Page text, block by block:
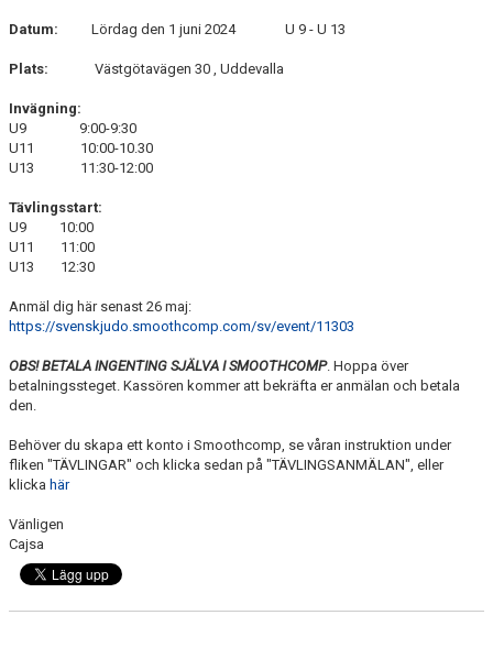
Datum: Lördag den 1 juni 2024 U 9 - U 13
Plats: Västgötavägen 30 , Uddevalla
Invägning:
U9 9:00-9:30
U11 10:00-10.30
U13 11:30-12:00
Tävlingsstart:
U9 10:00
U11 11:00
U13 12:30
Anmäl dig här senast 26 maj:
https://svenskjudo.smoothcomp.com/sv/event/11303
OBS! BETALA INGENTING SJÄLVA I SMOOTHCOMP. Hoppa över
betalningssteget. Kassören kommer att bekräfta er anmälan och betala
den.
Behöver du skapa ett konto i Smoothcomp, se våran instruktion under
fliken "TÄVLINGAR" och klicka sedan på "TÄVLINGSANMÄLAN", eller
klicka här
Vänligen
Cajsa